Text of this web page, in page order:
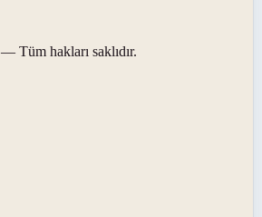
— Tüm hakları saklıdır.